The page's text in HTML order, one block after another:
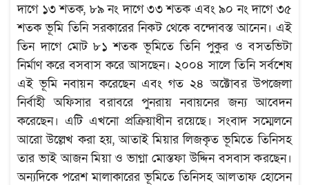
দাগে ১৩ শতক, ৮৯ নং দাগে ৩৩ শতক এবং ৯০ নং দাগে ৩৫
শতক ভূমি তিনি সরকারের নিকট থেকে বন্দোবস্ত আনেন। এই
তিন দাগে মোট ৮১ শতক ভূমিতে তিনি পুকুর ও বসতভিটা
নির্মাণ করে বসবাস করে আসছেন। ২০০৪ সালে তিনি সর্বশেষ
এই ভূমি নবায়ন করেছেন এবং গত ২৪ অক্টোবর উপজেলা
নির্বাহী অফিসার বরাবরে পুনরায় নবায়নের জন্য আবেদন
করেছেন। এটি এখনো প্রক্রিয়াধীন রয়েছে। সংবাদ সম্মেলনে
আরো উল্লেখ করা হয়, আতাই মিয়ার লিজকৃত ভূমিতে তিনিসহ
তার ভাই আজন মিয়া ও ভাগ্না মোস্তফা উদ্দিন বসবাস করছেন।
অন্যদিকে পরেশ মালাকারের ভূমিতে তিনিসহ আলতাফ হোসেন